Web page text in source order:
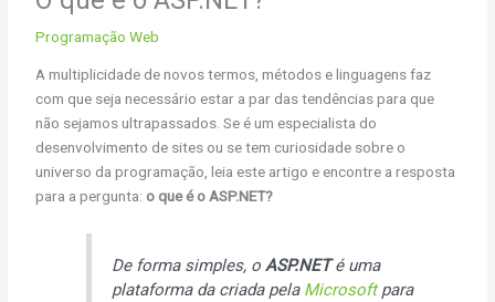
Programação Web
A multiplicidade de novos termos, métodos e linguagens faz
com que seja necessário estar a par das tendências para que
não sejamos ultrapassados. Se é um especialista do
desenvolvimento de sites ou se tem curiosidade sobre o
universo da programação, leia este artigo e encontre a resposta
para a pergunta: o que é o ASP.NET?
De forma simples, oASP.NETé uma
plataforma da criada pela Microsoftpara